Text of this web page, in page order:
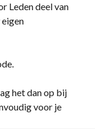
Leden deel van
het dan op bij
voor je